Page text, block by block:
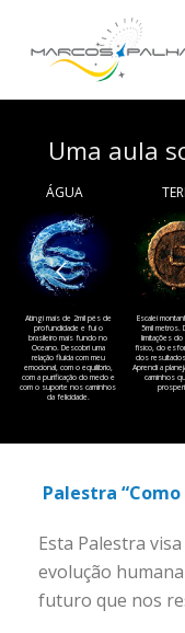
Uma aula s
Atingi mais de 2mil pés de
profundidade e fui o
brasileiro mais fundo no
Oceano. Descobri uma
relação fluída com meu
emocional, com o equilíbrio,
com a purificação do medo e
com o suporte nos caminhos
da felicidade.
Escalei
5mil metros.
limitações
físico, do
dos
Aprendi a
caminhos
ÁGUA
Palestra
Esta Palestra
evolução
futuro que nos